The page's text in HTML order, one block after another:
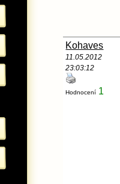
Kohaves
11.05.2012
23:03:12
Hodnocení 1